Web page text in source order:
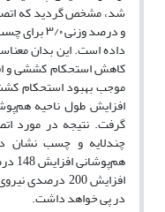
شد، مشخص گردید که
و درصد
داده است. این بدان
کاهش استحکام کششی و
موجب بهبود استحکام
افزایش طول ناحیه
گرفت. نتیجه در مورد
افزایش 200
در پی خواهد داشت.